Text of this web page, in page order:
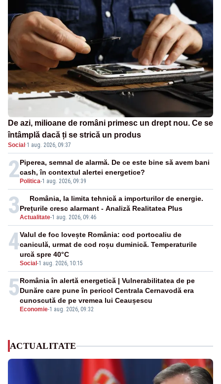
De azi, milioane de români primesc un drept nou. Ce se
întâmplă dacă ți se strică un produs
Social ·1 aug. 2026, 09:37
2 Politica-1 aug. 2026, 09:39
Piperea, semnal de alarmă. De ce este bine să avem bani
cash, în contextul alertei energetice?
3Actualitate-1 aug. 2026, 09:46
România, la limita tehnică a importurilor de energie.
Prețurile cresc alarmant - Analiză Realitatea Plus
4
Social -1 aug. 2026, 10:15
Valul de foc lovește România: cod portocaliu de
caniculă, urmat de cod roșu duminică. Temperaturile
urcă spre 40°C
5
Economie-1 aug. 2026, 09:32
România în alertă energetică | Vulnerabilitatea de pe
Dunăre care pune în pericol Centrala Cernavodă era
cunoscută de pe vremea lui Ceaușescu
ACTUALITATE